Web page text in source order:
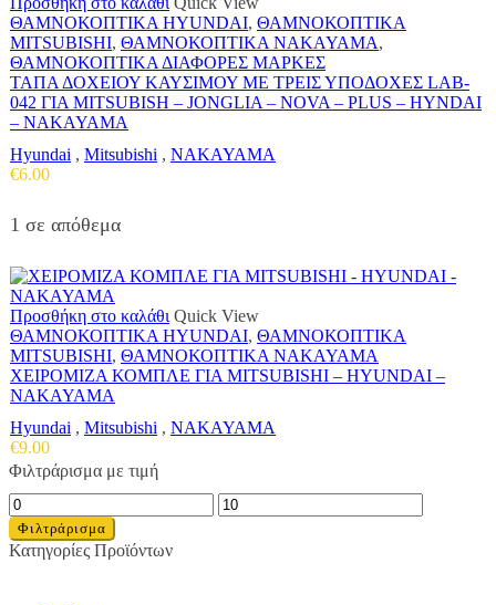
ΘΑΜΝΟΚΟΠΤΙΚΑ HYUNDAI, ΘΑΜΝΟΚΟΠΤΙΚΑ
MITSUBISHI, ΘΑΜΝΟΚΟΠΤΙΚΑ NAKAYAMA,
ΘΑΜΝΟΚΟΠΤΙΚΑ ΔΙΑΦΟΡΕΣ ΜΑΡΚΕΣ
ΤΑΠΑ ΔΟΧΕΙΟΥ ΚΑΥΣΙΜΟΥ ΜΕ ΤΡΕΙΣ ΥΠΟΔΟΧΕΣ LAB-
042 ΓΙΑ MITSUBISH – JONGLIA – NOVA – PLUS – HYNDAI
– NAKAYAMA
Hyundai , Mitsubishi , NAKAYAMA
€6.00
1 σε απόθεμα
Προσθήκη στο καλάθι Quick View
ΘΑΜΝΟΚΟΠΤΙΚΑ HYUNDAI, ΘΑΜΝΟΚΟΠΤΙΚΑ
MITSUBISHI, ΘΑΜΝΟΚΟΠΤΙΚΑ NAKAYAMA
ΧΕΙΡΟΜΙΖΑ ΚΟΜΠΛΕ ΓΙΑ MITSUBISHI – HYUNDAI –
NAKAYAMA
Hyundai , Mitsubishi , NAKAYAMA
€9.00
Φιλτράρισμα με τιμή
Ελάχιστη
τιμή
Μέγιστη
τιμή
Φιλτράρισμα
Κατηγορίες Προϊόντων